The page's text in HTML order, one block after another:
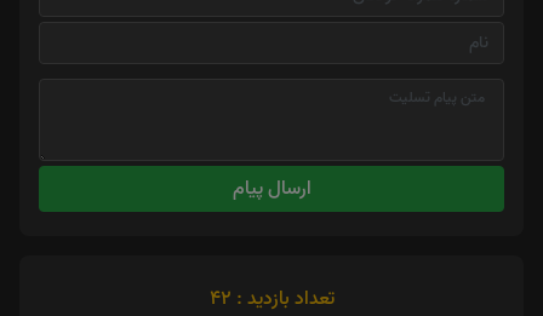
ارسال پیام
تعداد بازدید : 42